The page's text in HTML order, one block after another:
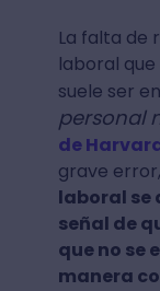
La falta de
laboral
suele ser
personal
de
grave
laboral se
señal de
que no se
manera